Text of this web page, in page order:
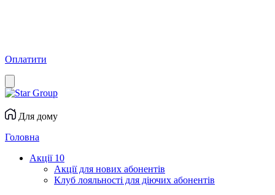
Оплатити
Для дому
Головна
Акції 10
Акції для нових абонентів
Клуб лояльності для діючих абонентів